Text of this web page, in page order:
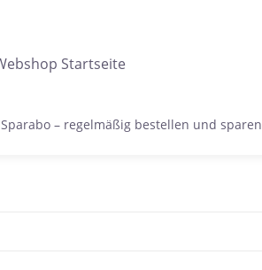
Sparabo – regelmäßig bestellen und sparen